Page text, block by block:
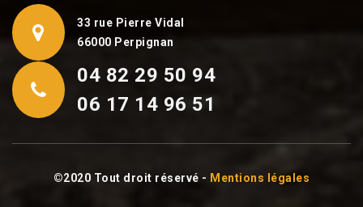
33 rue Pierre Vidal
66000 Perpignan
04 82 29 50 94
06 17 14 96 51
©2020 Tout droit réservé - Mentions légales